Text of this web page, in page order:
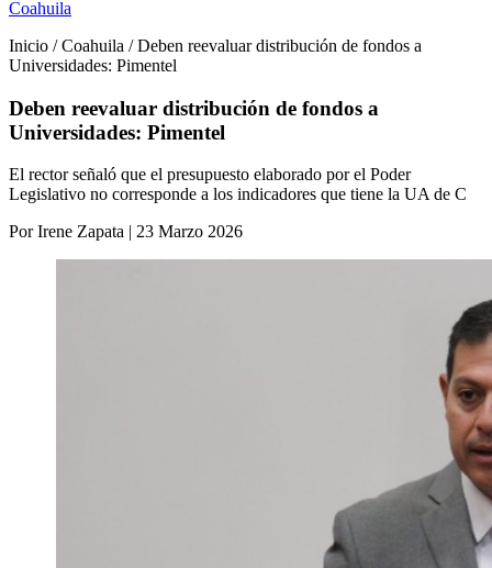
Coahuila
Inicio / Coahuila / Deben reevaluar distribución de fondos a
Universidades: Pimentel
Deben reevaluar distribución de fondos a
Universidades: Pimentel
El rector señaló que el presupuesto elaborado por el Poder
Legislativo no corresponde a los indicadores que tiene la UA de C
Por Irene Zapata | 23 Marzo 2026